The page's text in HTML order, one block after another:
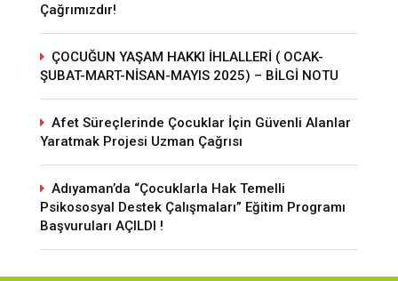
Çağrımızdır!
ÇOCUĞUN YAŞAM HAKKI İHLALLERİ ( OCAK-
ŞUBAT-MART-NİSAN-MAYIS 2025) – BİLGİ NOTU
Afet Süreçlerinde Çocuklar İçin Güvenli Alanlar
Yaratmak Projesi Uzman Çağrısı
Adıyaman’da “Çocuklarla Hak Temelli
Psikososyal Destek Çalışmaları” Eğitim Programı
Başvuruları AÇILDI !